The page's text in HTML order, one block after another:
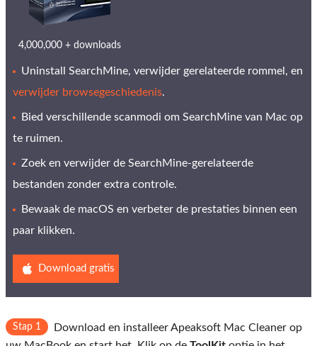
4,000,000 + downloads
Uninstall SearchMine, verwijder gerelateerde rommel, en
verwijder browsegeschiedenis.
Bied verschillende scanmodi om SearchMine van Mac op
te ruimen.
Zoek en verwijder de SearchMine-gerelateerde
bestanden zonder extra controle.
Bewaak de macOS en verbeter de prestaties binnen een
paar klikken.
Download gratis
Stap 1
Download en installeer Apeaksoft Mac Cleaner op